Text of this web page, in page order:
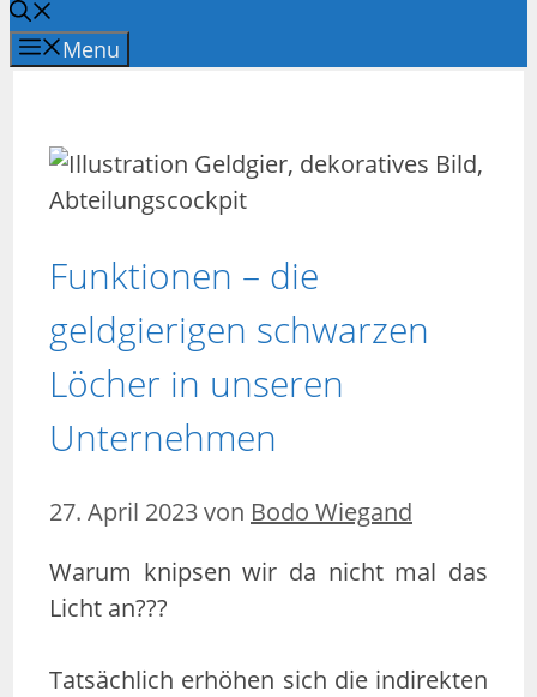
Menu
Funktionen – die
geldgierigen schwarzen
Löcher in unseren
Unternehmen
27. April 2023von Bodo Wiegand
Warum knipsen wir da nicht mal das
Licht an???
Tatsächlich erhöhen sich die indirekten